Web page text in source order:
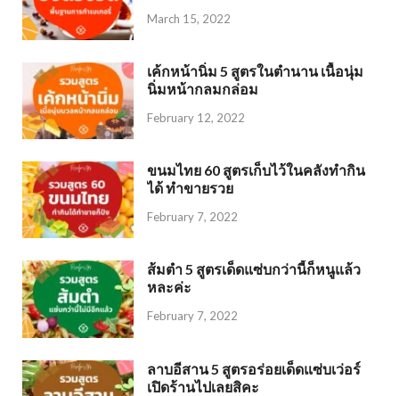
March 15, 2022
เค้กหน้านิ่ม 5 สูตรในตำนาน เนื้อนุ่ม
นิ่มหน้ากลมกล่อม
February 12, 2022
ขนมไทย 60 สูตรเก็บไว้ในคลังทำกิน
ได้ ทำขายรวย
February 7, 2022
ส้มตำ 5 สูตรเด็ดแซ่บกว่านี้ก็หนูแล้ว
หละค่ะ
February 7, 2022
ลาบอีสาน 5 สูตรอร่อยเด็ดแซ่บเว่อร์
เปิดร้านไปเลยสิคะ